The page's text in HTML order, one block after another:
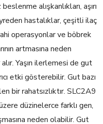
beslenme alışkanlıkları, aşırı
hastalıklar, çeşitli ilaç
operasyonlar ve böbrek
artmasına neden
Yaşın ilerlemesi de gut
etki gösterebilir. Gut bazı
bir rahatsızlıktır. SLC2A9
düzinelerce farklı gen,
neden olabilir. Gut